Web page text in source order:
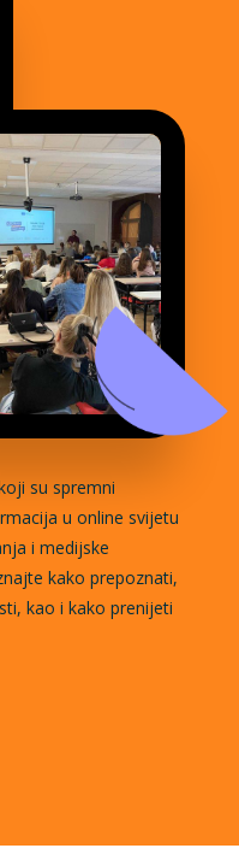
su spremni
u online svijetu
i medijske
kako prepoznati,
kao i kako prenijeti